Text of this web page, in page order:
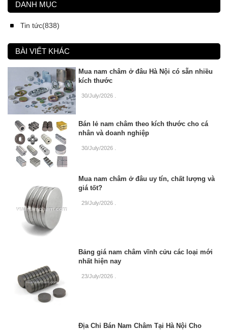
DANH MỤC
Tin tức(838)
BÀI VIẾT KHÁC
Mua nam châm ở đâu Hà Nội có sẵn nhiều
kích thước
30/July/2026
Bán lẻ nam châm theo kích thước cho cá
nhân và doanh nghiệp
30/July/2026 .
Mua nam châm ở đâu uy tín, chất lượng và
giá tốt?
29/July/2026
Bảng giá nam châm vĩnh cửu các loại mới
nhất hiện nay
23/July/2026
Địa Chỉ Bán Nam Châm Tại Hà Nội Cho